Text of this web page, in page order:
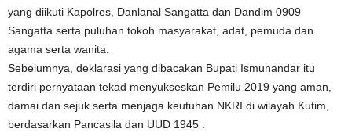
yang diikuti Kapolres, Danlanal Sangatta dan Dandim 0909
Sangatta serta puluhan tokoh masyarakat, adat, pemuda dan
agama serta wanita.
Sebelumnya, deklarasi yang dibacakan Bupati Ismunandar itu
terdiri pernyataan tekad menyukseskan Pemilu 2019 yang aman,
damai dan sejuk serta menjaga keutuhan NKRI di wilayah Kutim,
berdasarkan Pancasila dan UUD 1945 .